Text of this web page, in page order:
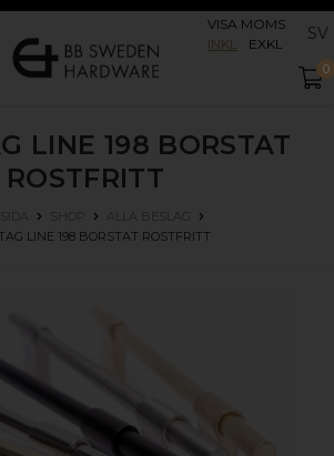
VISA MOMS
INKL
EXKL SV
0
LINE 198 BORSTAT
ROSTFRITT
SHOP
ALLA BESLAG
LINE 198 BORSTAT ROSTFRITT